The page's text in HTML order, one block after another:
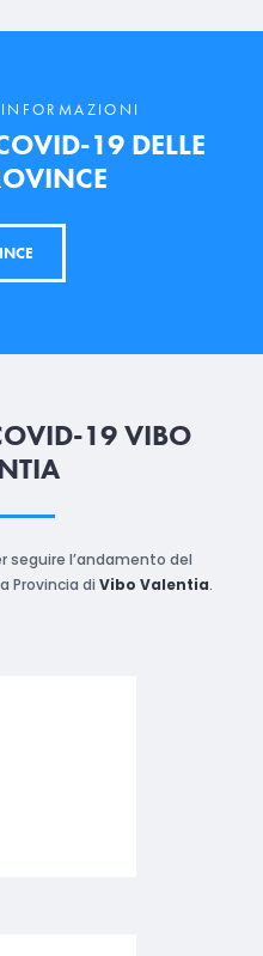
19 DELLE
19 VIBO
seguire l’andamento del
Provincia di Vibo Valentia.